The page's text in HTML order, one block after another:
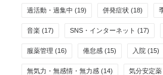
過活動・過集中 (19) 併発症状 (18)
音楽 (17) SNS・インターネット (17)
服薬管理 (16) 倦怠感 (15) 入院 (15)
無気力・無感情・無力感 (14) 気分安定薬